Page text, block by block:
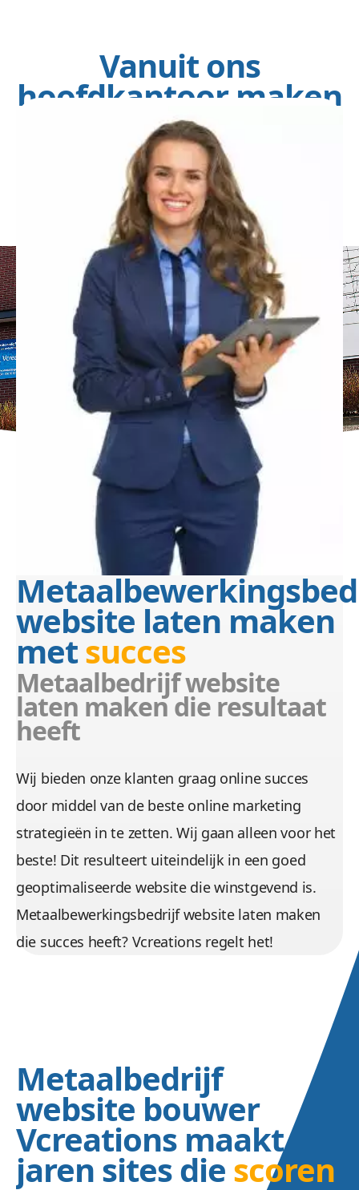
Vanuit ons
hoofdkantoor maken
wij uw metaalbedrijf
website
Vcreations is top service
gegarandeerd
website laten maken
metsucces
Metaalbedrijf website
laten maken die resultaat
heeft
Wij bieden onze klanten graag online succes
door middel van de beste online marketing
strategieën in te zetten. Wij gaan alleen voor het
beste! Dit resulteert uiteindelijk in een goed
geoptimaliseerde website die winstgevend is.
Metaalbewerkingsbedrijf website laten maken
die succes heeft? Vcreations regelt het!
Metaalbedrijf
website bouwer
Vcreations maakt
jaren sites die scoren